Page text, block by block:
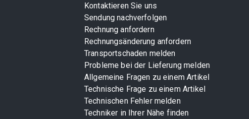
Kontaktieren Sie uns
Sendung nachverfolgen
Rechnung anfordern
Rechnungsänderung anfordern
Transportschaden melden
Probleme bei der Lieferung melden
Allgemeine Fragen zu einem Artikel
Technische Frage zu einem Artikel
Technischen Fehler melden
Techniker in Ihrer Nähe finden